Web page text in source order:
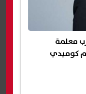
معلمة
كوميدي